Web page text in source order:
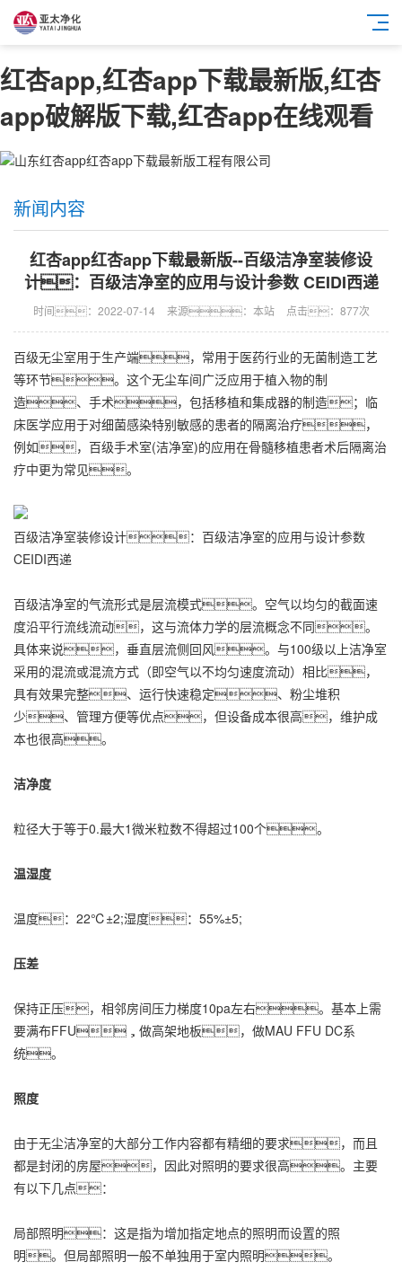
红杏app,红杏app下载最新版,红杏
app破解版下载,红杏app在线观看
新闻内容
红杏app红杏app下载最新版--百级洁净室装修设
计：百级洁净室的应用与设计参数 CEIDI西递
时间：2022-07-14 来源：本站 点击：877次
百级无尘室用于生产端，常用于医药行业的无菌制造工艺
等环节。这个无尘车间广泛应用于植入物的制
造、手术，包括移植和集成器的制造；临
床医学应用于对细菌感染特别敏感的患者的隔离治疗，
例如，百级手术室(洁净室)的应用在骨髓移植患者术后隔离治
疗中更为常见。
百级洁净室装修设计：百级洁净室的应用与设计参数
CEIDI西递
百级洁净室的气流形式是层流模式。空气以均匀的截面速
度沿平行流线流动，这与流体力学的层流概念不同。
具体来说，垂直层流侧回风。与100级以上洁净室
采用的混流或混流方式（即空气以不均匀速度流动）相比，
具有效果完整、运行快速稳定、粉尘堆积
少、管理方便等优点，但设备成本很高，维护成
本也很高。
洁净度
粒径大于等于0.最大1微米粒数不得超过100个。
温湿度
温度：22℃±2;湿度：55%±5;
压差
保持正压，相邻房间压力梯度10pa左右。基本上需
要满布FFU，做高架地板，做MAU FFU DC系
统。
照度
由于无尘洁净室的大部分工作内容都有精细的要求，而且
都是封闭的房屋，因此对照明的要求很高。主要
有以下几点：
局部照明：这是指为增加指定地点的照明而设置的照
明。但局部照明一般不单独用于室内照明。